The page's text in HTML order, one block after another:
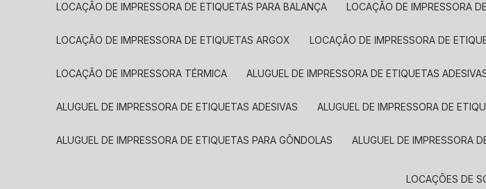
LOCAÇÃO DE IMPRESSORA DE ETIQUETAS PARA BALANÇA LOCAÇÃO DE IMPRESSORA
LOCAÇÃO DE IMPRESSORA DE ETIQUETAS ARGOX LOCAÇÃO DE IMPRESSORA DE
LOCAÇÃO DE IMPRESSORA TÉRMICA ALUGUEL DE IMPRESSORA DE ETIQUETAS
ALUGUEL DE IMPRESSORA DE ETIQUETAS ADESIVAS ALUGUEL DE IMPRESSORA DE
ALUGUEL DE IMPRESSORA DE ETIQUETAS PARA GÔNDOLAS ALUGUEL DE IMPRESSORA
LOCAÇÕES DE